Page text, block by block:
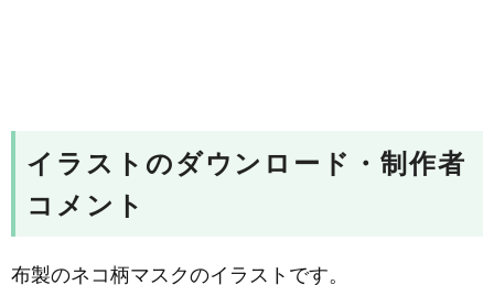
イラストのダウンロード・制作者
コメント
布製のネコ柄マスクのイラストです。